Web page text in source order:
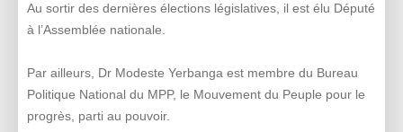
Au sortir des dernières élections législatives, il est élu Député
à l’Assemblée nationale.
Par ailleurs, Dr Modeste Yerbanga est membre du Bureau
Politique National du MPP, le Mouvement du Peuple pour le
progrès, parti au pouvoir.